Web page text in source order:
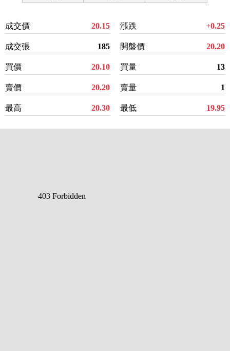
成交價 20.15
成交張 185
買價 20.10
賣價 20.20
最高 20.30
漲跌 +0.25
開盤價 20.20
買量 13
賣量 1
最低 19.95